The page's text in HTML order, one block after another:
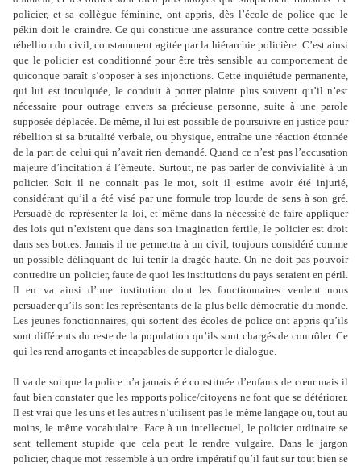
policier, et sa collègue féminine, ont appris, dès l’école de police que le
pékin doit le craindre. Ce qui constitue une assurance contre cette possible
rébellion du civil, constamment agitée par la hiérarchie policière. C’est ainsi
que le policier est conditionné pour être très sensible au comportement de
quiconque paraît s’opposer à ses injonctions. Cette inquiétude permanente,
qui lui est inculquée, le conduit à porter plainte plus souvent qu’il n’est
nécessaire pour outrage envers sa précieuse personne, suite à une parole
supposée déplacée. De même, il lui est possible de poursuivre en justice pour
rébellion si sa brutalité verbale, ou physique, entraîne une réaction étonnée
de la part de celui qui n’avait rien demandé. Quand ce n’est pas l’accusation
majeure d’incitation à l’émeute. Surtout, ne pas parler de convivialité à un
policier. Soit il ne connait pas le mot, soit il estime avoir été injurié,
considérant qu’il a été visé par une formule trop lourde de sens à son gré.
Persuadé de représenter la loi, et même dans la nécessité de faire appliquer
des lois qui n’existent que dans son imagination fertile, le policier est droit
dans ses bottes. Jamais il ne permettra à un civil, toujours considéré comme
un possible délinquant de lui tenir la dragée haute. On ne doit pas pouvoir
contredire un policier, faute de quoi les institutions du pays seraient en péril.
Il en va ainsi d’une institution dont les fonctionnaires veulent nous
persuader qu’ils sont les représentants de la plus belle démocratie du monde.
Les jeunes fonctionnaires, qui sortent des écoles de police ont appris qu’ils
sont différents du reste de la population qu’ils sont chargés de contrôler. Ce
qui les rend arrogants et incapables de supporter le dialogue.
Il va de soi que la police n’a jamais été constituée d’enfants de cœur mais il
faut bien constater que les rapports police/citoyens ne font que se détériorer.
Il est vrai que les uns et les autres n’utilisent pas le même langage ou, tout au
moins, le même vocabulaire. Face à un intellectuel, le policier ordinaire se
sent tellement stupide que cela peut le rendre vulgaire. Dans le jargon
policier, chaque mot ressemble à un ordre impératif qu’il faut sur tout bien se